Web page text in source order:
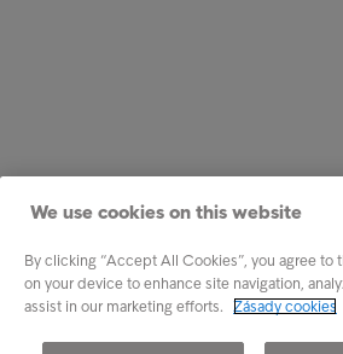
We use cookies on this website
By clicking “Accept All Cookies”, you agree to
on your device to enhance site navigation,
assist in our marketing efforts. Zásady cookies